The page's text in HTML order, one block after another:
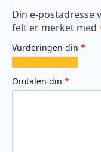
Din e-postadresse
felt er merket med
Vurderingen din *
av
5
av
5
av
5
av
5
av
5
Omtalen din *